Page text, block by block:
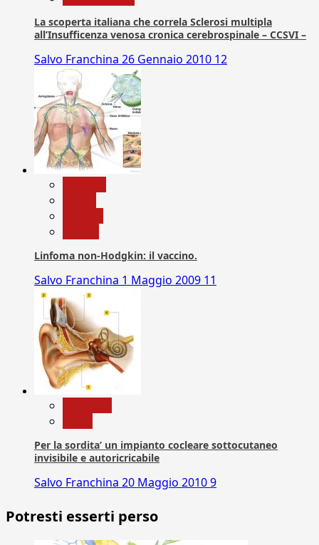
La scoperta italiana che correla Sclerosi multipla
all’Insufficenza venosa cronica cerebrospinale – CCSVI –
Salvo Franchina 26 Gennaio 2010 12
Linfoma non-Hodgkin: il vaccino.
Salvo Franchina 1 Maggio 2009 11
Per la sordita’ un impianto cocleare sottocutaneo
invisibile e autoricricabile
Salvo Franchina 20 Maggio 20109
Potresti esserti perso